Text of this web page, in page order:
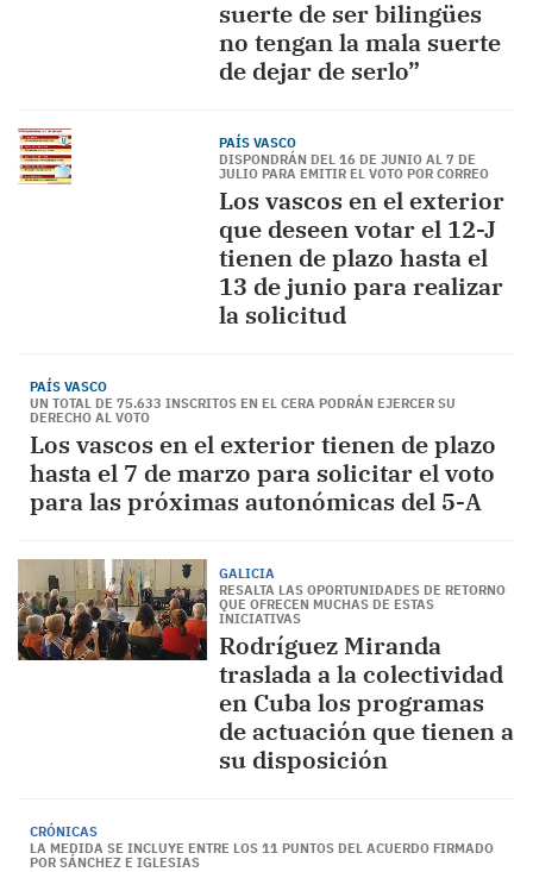
suerte de ser bilingües
no tengan la mala suerte
de dejar de serlo”
PAÍS VASCO
DISPONDRÁN DEL 16 DE JUNIO AL 7 DE
JULIO PARA EMITIR EL VOTO POR CORREO
Los vascos en el exterior
que deseen votar el 12-J
tienen de plazo hasta el
13 de junio para realizar
la solicitud
PAÍS VASCO
UN TOTAL DE 75.633 INSCRITOS EN EL CERA PODRÁN EJERCER SU
DERECHO AL VOTO
Los vascos en el exterior tienen de plazo
hasta el 7 de marzo para solicitar el voto
para las próximas autonómicas del 5-A
GALICIA
RESALTA LAS OPORTUNIDADES DE RETORNO
QUE OFRECEN MUCHAS DE ESTAS
INICIATIVAS
Rodríguez Miranda
traslada a la colectividad
en Cuba los programas
de actuación que tienen a
su disposición
CRÓNICAS
LA MEDIDA SE INCLUYE ENTRE LOS 11 PUNTOS DEL ACUERDO FIRMADO
POR SÁNCHEZ E IGLESIAS